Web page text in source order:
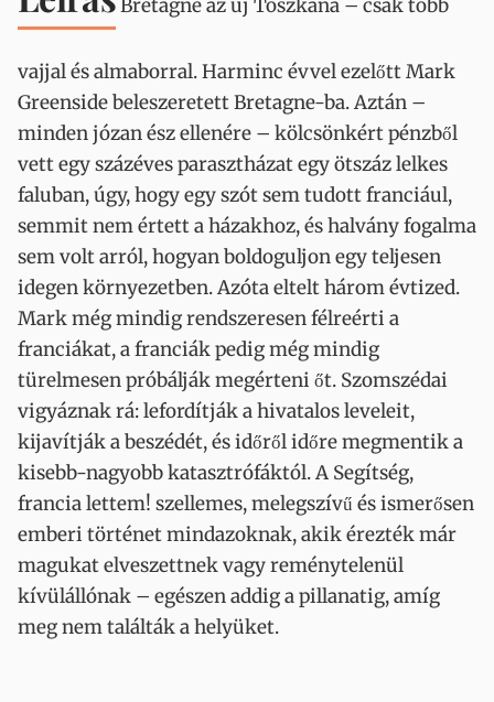
Bretagne az új Toszkána – csak több
vajjal és almaborral. Harminc évvel ezelőtt Mark
Greenside beleszeretett Bretagne-ba. Aztán –
minden józan ész ellenére – kölcsönkért pénzből
vett egy százéves parasztházat egy ötszáz lelkes
faluban, úgy, hogy egy szót sem tudott franciául,
semmit nem értett a házakhoz, és halvány fogalma
sem volt arról, hogyan boldoguljon egy teljesen
idegen környezetben. Azóta eltelt három évtized.
Mark még mindig rendszeresen félreérti a
franciákat, a franciák pedig még mindig
türelmesen próbálják megérteni őt. Szomszédai
vigyáznak rá: lefordítják a hivatalos leveleit,
kijavítják a beszédét, és időről időre megmentik a
kisebb-nagyobb katasztrófáktól. A Segítség,
francia lettem! szellemes, melegszívű és ismerősen
emberi történet mindazoknak, akik érezték már
magukat elveszettnek vagy reménytelenül
kívülállónak – egészen addig a pillanatig, amíg
meg nem találták a helyüket.